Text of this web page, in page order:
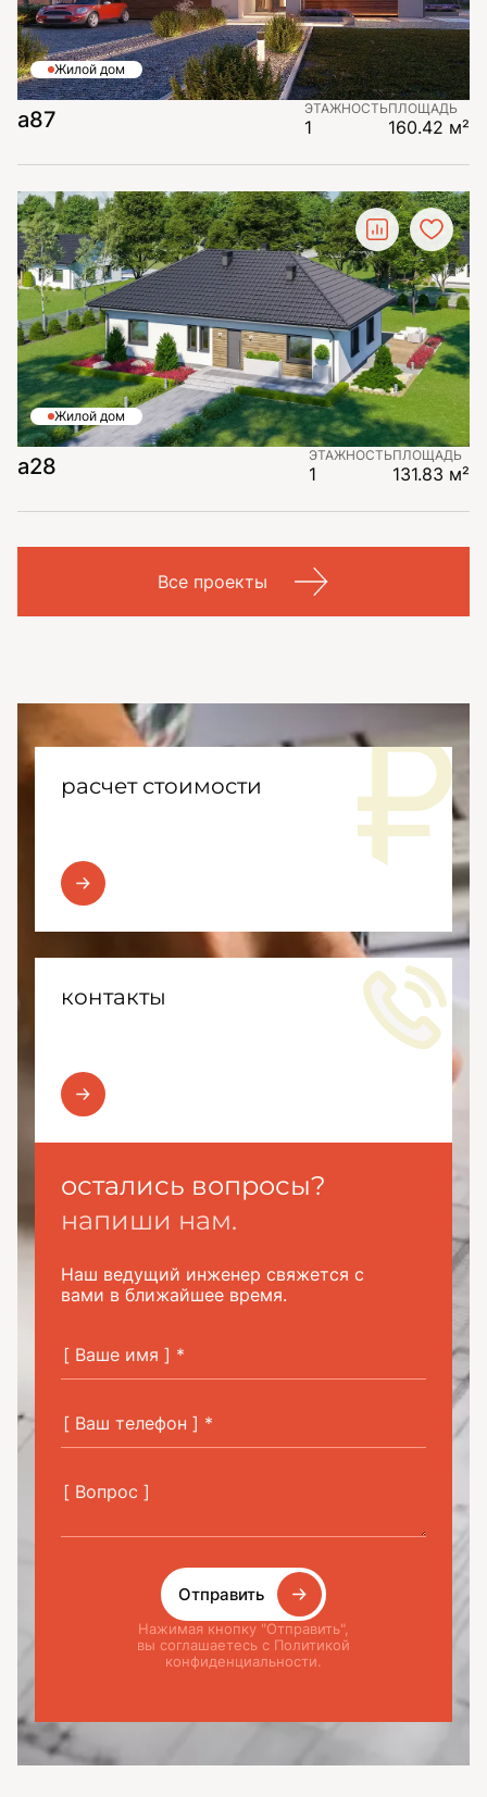
Жилой дом
a87 ЭТАЖНОСТЬ
1
ПЛОЩАДЬ
160.42 м²
Жилой дом
a28 ЭТАЖНОСТЬ
1
ПЛОЩАДЬ
131.83 м²
Все проекты
расчет стоимости
контакты
остались вопросы?
напиши нам.
Наш ведущий инженер свяжется с
вами в ближайшее время.
Отправить
Нажимая кнопку "Отправить",
вы соглашаетесь с Политикой
конфиденциальности.